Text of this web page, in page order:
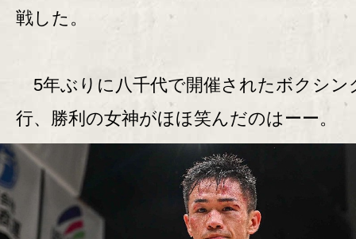
戦した。
5年ぶりに八千代で開催されたボクシン
行、勝利の女神がほほ笑んだのはーー。